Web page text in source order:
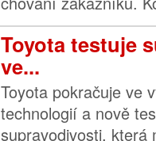
Toyota testuje
ve...
Toyota pokračuje ve
technologií a nově
supravodivosti, která